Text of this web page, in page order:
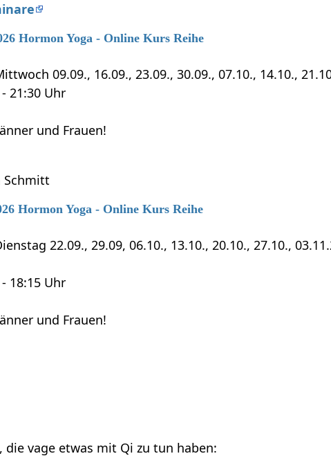
Hormon Yoga - Online Kurs Reihe
09.09., 16.09., 23.09., 30.09., 07.10., 14.10.,
21:30 Uhr
und Frauen!
Schmitt
Hormon Yoga - Online Kurs Reihe
22.09., 29.09, 06.10., 13.10., 20.10., 27.10.,
18:15 Uhr
und Frauen!
die vage etwas mit Qi zu tun haben: